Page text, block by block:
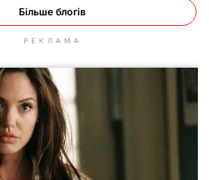
Більше блогів
РЕКЛАМА